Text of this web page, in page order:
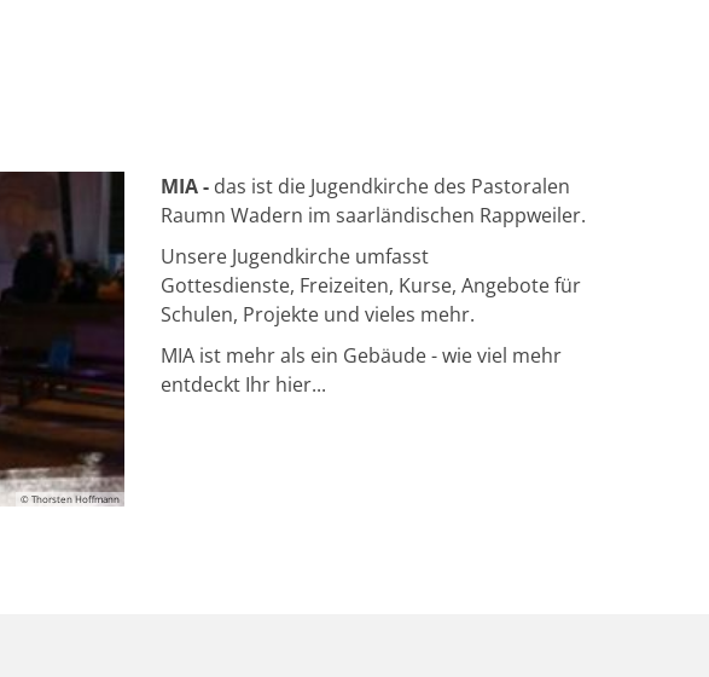
© Thorsten Hoffmann
MIA - das ist die Jugendkirche des Pastoralen
Raumn Wadern im saarländischen Rappweiler.
Unsere Jugendkirche umfasst
Gottesdienste, Freizeiten, Kurse, Angebote für
Schulen, Projekte und vieles mehr.
MIA ist mehr als ein Gebäude - wie viel mehr
entdeckt Ihr hier...